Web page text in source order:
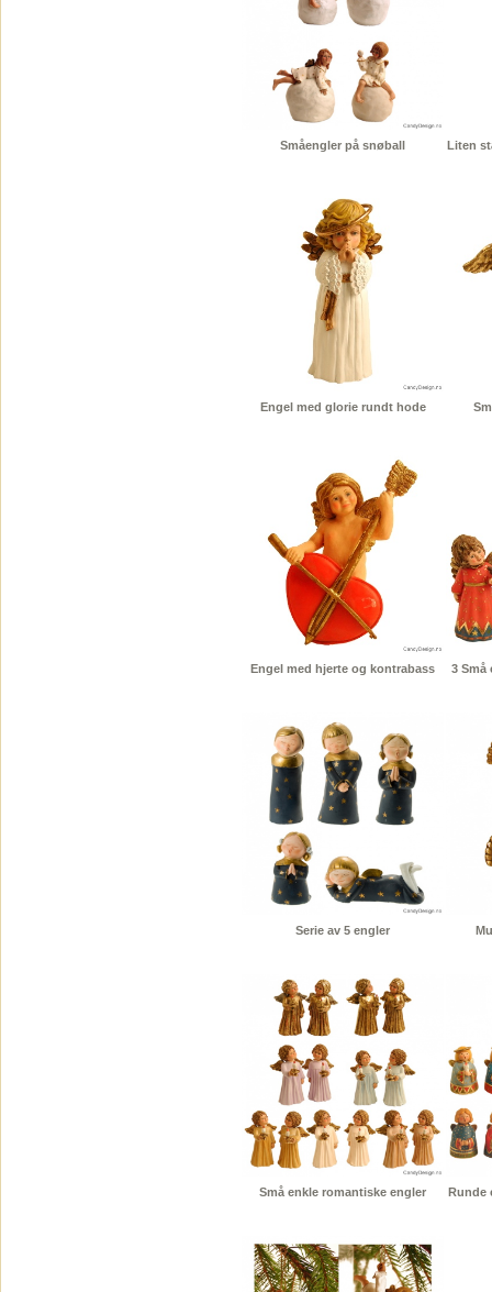
Småengler på snøball Liten
Engel med glorie rundt hode
Engel med hjerte og kontrabass 3 Små
Serie av 5 engler
Små enkle romantiske engler Runde